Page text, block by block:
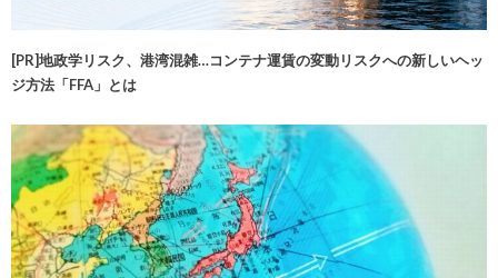
[PR]地政学リスク、港湾混雑…コンテナ運賃の変動リスクへの新しいヘッ
ジ方法「FFA」とは